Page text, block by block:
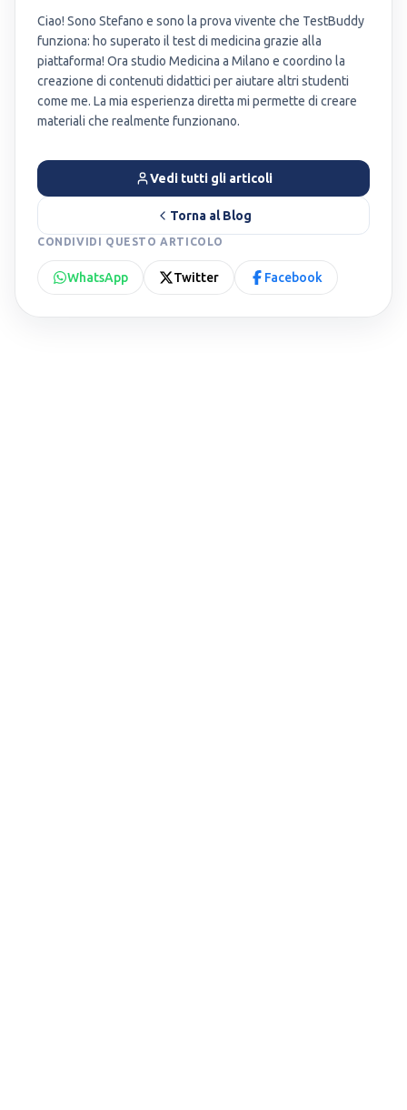
Ciao! Sono Stefano e sono la prova vivente che TestBuddy
funziona: ho superato il test di medicina grazie alla
piattaforma! Ora studio Medicina a Milano e coordino la
creazione di contenuti didattici per aiutare altri studenti
come me. La mia esperienza diretta mi permette di creare
materiali che realmente funzionano.
Vedi tutti gli articoli
Torna al Blog
CONDIVIDI QUESTO ARTICOLO
WhatsApp Twitter Facebook